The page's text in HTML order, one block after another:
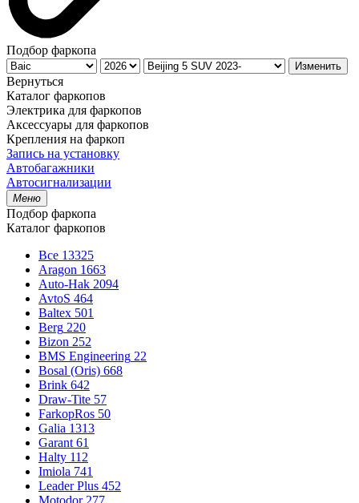
Подбор фаркопа
Изменить
Вернуться
Каталог фаркопов
Электрика для фаркопов
Аксессуары для фаркопов
Крепления на фаркоп
Запись на установку
Автобагажники
Автосигнализации
Меню
Подбор фаркопа
Каталог фаркопов
Все 13325
Aragon 1663
Auto-Hak 2094
AvtoS 464
Baltex 501
Berg 220
Bizon 252
BMS Engineering 22
Bosal (Oris) 668
Brink 642
Draw-Tite 57
FarkopRos 50
Galia 1313
Garant 61
Halty 112
Imiola 741
Leader Plus 452
Motodor 277